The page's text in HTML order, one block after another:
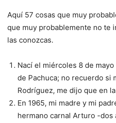
Aquí 57 cosas que muy
que muy probablemente no te
las conozcas.
Nací el miércoles 8 de
de Pachuca; no recuerdo si
Rodríguez, me dijo que en
En 1965, mi madre y mi
hermano carnal Arturo -dos